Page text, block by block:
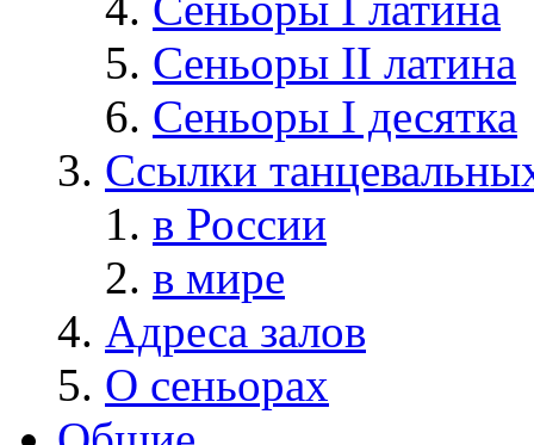
Сеньоры II латина
Сеньоры I десятка
Cсылки
в России
в мире
Адреса залов
О сеньорах